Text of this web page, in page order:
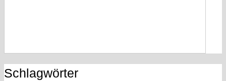
Schlagwörter